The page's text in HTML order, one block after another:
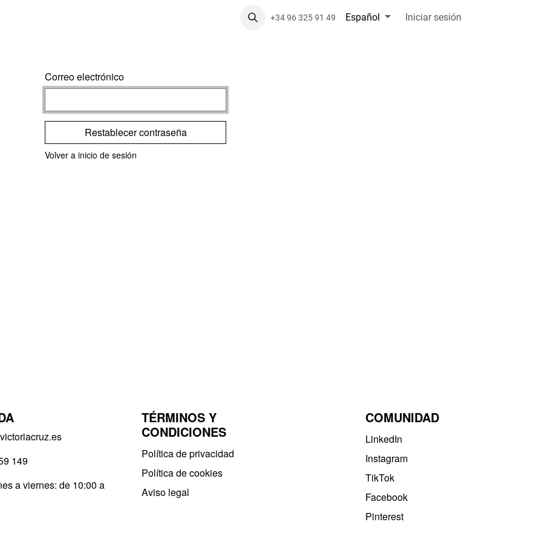
+34 96 325 91 49 Español Iniciar sesión
Correo electrónico
Restablecer contraseña
Volver a inicio de sesión
TÉRMINOS Y
CONDICIONES
Política de privacidad​
Política de cookies
Aviso legal
149
a viernes: de 10:00 a
COMUNIDAD
LinkedIn
Instagram
TikTok
Facebook
Pinterest